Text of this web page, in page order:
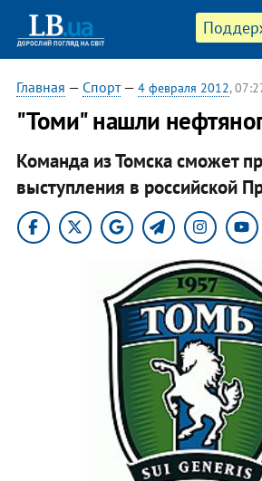
Главная — Спорт— 4 февраля 2012,
"Томи" нашли
Команда из Томска сможет
выступления в российской